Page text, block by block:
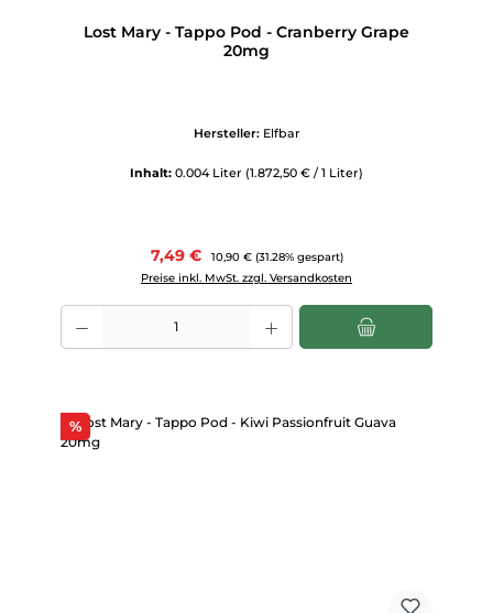
Lost Mary - Tappo Pod - Cranberry Grape
20mg
Hersteller: Elfbar
Inhalt: 0.004 Liter (1.872,50 € / 1 Liter)
Verkaufspreis:
7,49 € Regulärer Preis:
10,90 € (31.28% gespart)
Preise inkl. MwSt. zzgl. Versandkosten
Produkt Anzahl: Gib den gewünschten Wert ein oder benutze die
%Rabatt